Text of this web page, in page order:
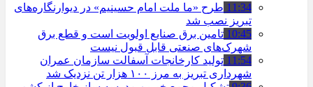
11:34 طرح «ما ملت امام حسینیم» در دیوارنگاره‌های
تبریز نصب شد
10:45 تامین برق صنایع اولویت است و قطع برق
شهرک‌های صنعتی قابل قبول نیست
11:54 تولید کارخانجات آسفالت سازمان عمران
شهرداری تبریز به مرز ۱۰۰ هزار تن نزدیک شد